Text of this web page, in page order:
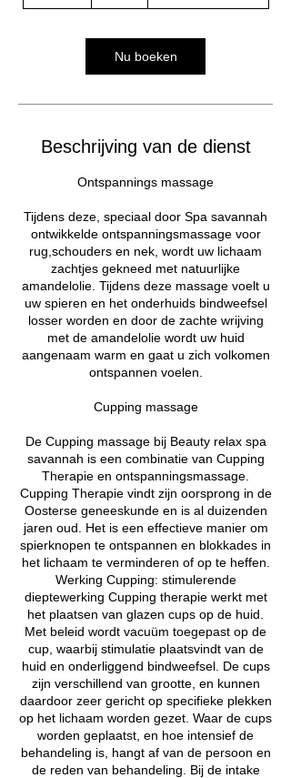
Nu boeken
Beschrijving van de dienst
Ontspannings massage
Tijdens deze, speciaal door Spa savannah
ontwikkelde ontspanningsmassage voor
rug,schouders en nek, wordt uw lichaam
zachtjes gekneed met natuurlijke
amandelolie. Tijdens deze massage voelt u
uw spieren en het onderhuids bindweefsel
losser worden en door de zachte wrijving
met de amandelolie wordt uw huid
aangenaam warm en gaat u zich volkomen
ontspannen voelen.
Cupping massage
De Cupping massage bij Beauty relax spa
savannah is een combinatie van Cupping
Therapie en ontspanningsmassage.
Cupping Therapie vindt zijn oorsprong in de
Oosterse geneeskunde en is al duizenden
jaren oud. Het is een effectieve manier om
spierknopen te ontspannen en blokkades in
het lichaam te verminderen of op te heffen.
Werking Cupping: stimulerende
dieptewerking Cupping therapie werkt met
het plaatsen van glazen cups op de huid.
Met beleid wordt vacuüm toegepast op de
cup, waarbij stimulatie plaatsvindt van de
huid en onderliggend bindweefsel. De cups
zijn verschillend van grootte, en kunnen
daardoor zeer gericht op specifieke plekken
op het lichaam worden gezet. Waar de cups
worden geplaatst, en hoe intensief de
behandeling is, hangt af van de persoon en
de reden van behandeling. Bij de intake